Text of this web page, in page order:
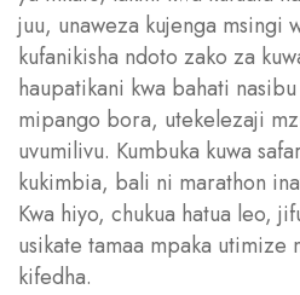
juu, unaweza kujenga msingi
kufanikisha ndoto zako za
haupatikani kwa bahati
mipango bora, utekelezaji
uvumilivu. Kumbuka kuwa
kukimbia, bali ni marathon
Kwa hiyo, chukua hatua leo,
usikate tamaa mpaka utimize
kifedha.